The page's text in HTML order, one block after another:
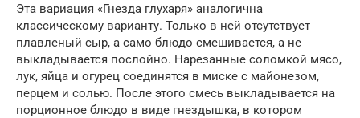
Эта вариация «Гнезда глухаря» аналогична
классическому варианту. Только в ней отсутствует
плавленый сыр, а само блюдо смешивается, а не
выкладывается послойно. Нарезанные соломкой мясо,
лук, яйца и огурец соединятся в миске с майонезом,
перцем и солью. После этого смесь выкладывается на
порционное блюдо в виде гнездышка, в котором